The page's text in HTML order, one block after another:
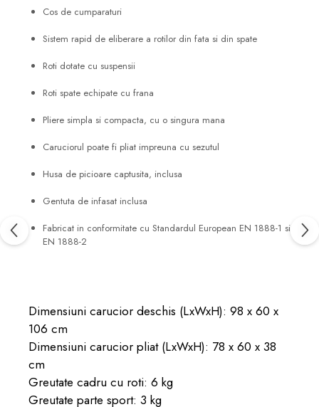
Cos de cumparaturi
Sistem rapid de eliberare a rotilor din fata si din spate
Roti dotate cu suspensii
Roti spate echipate cu frana
Pliere simpla si compacta, cu o singura mana
Caruciorul poate fi pliat impreuna cu sezutul
Husa de picioare captusita, inclusa
Gentuta de infasat inclusa
Fabricat in conformitate cu Standardul European EN 1888-1 si
EN 1888-2
Dimensiuni carucior deschis (LxWxH): 98 x 60 x
106 cm
Dimensiuni carucior pliat (LxWxH): 78 x 60 x 38
cm
Greutate cadru cu roti: 6 kg
Greutate parte sport: 3 kg